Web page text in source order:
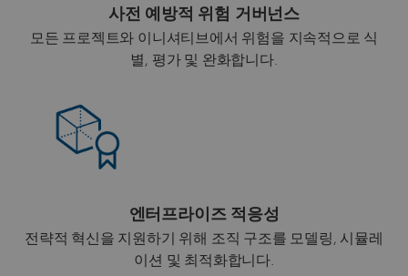
사전 예방적 위험 거버넌스
모든 프로젝트와 이니셔티브에서 위험을 지속적으로 식
별, 평가 및 완화합니다.
엔터프라이즈 적응성
전략적 혁신을 지원하기 위해 조직 구조를 모델링, 시뮬레
이션 및 최적화합니다.